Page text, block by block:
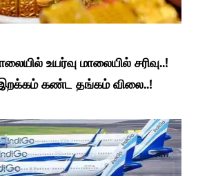
உயர்வு மாலையில் சரிவு..!
இறக்கம் கண்ட தங்கம் விலை..!